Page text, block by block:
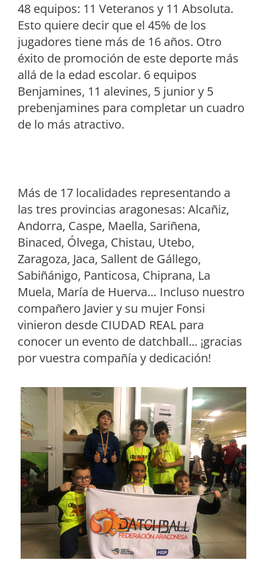
48 equipos: 11 Veteranos y 11 Absoluta.
Esto quiere decir que el 45% de los
jugadores tiene más de 16 años. Otro
éxito de promoción de este deporte más
allá de la edad escolar. 6 equipos
Benjamines, 11 alevines, 5 junior y 5
prebenjamines para completar un cuadro
de lo más atractivo.
Más de 17 localidades representando a
las tres provincias aragonesas: Alcañiz,
Andorra, Caspe, Maella, Sariñena,
Binaced, Ólvega, Chistau, Utebo,
Zaragoza, Jaca, Sallent de Gállego,
Sabiñánigo, Panticosa, Chiprana, La
Muela, María de Huerva… Incluso nuestro
compañero Javier y su mujer Fonsi
vinieron desde CIUDAD REAL para
conocer un evento de datchball... ¡gracias
por vuestra compañía y dedicación!